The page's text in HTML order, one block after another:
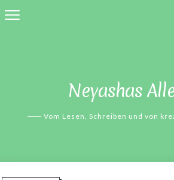
Neyashas
Vom Lesen, Schreiben und von